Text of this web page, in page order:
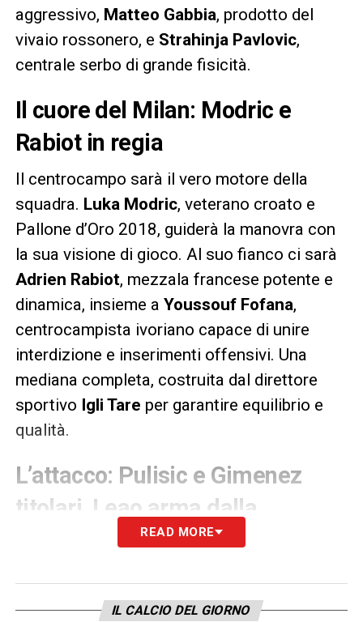
aggressivo, Matteo Gabbia, prodotto del
vivaio rossonero, e Strahinja Pavlovic,
centrale serbo di grande fisicità.
Il cuore del Milan: Modric e
Rabiot in regia
Il centrocampo sarà il vero motore della
squadra. Luka Modric, veterano croato e
Pallone d’Oro 2018, guiderà la manovra con
la sua visione di gioco. Al suo fianco ci sarà
Adrien Rabiot, mezzala francese potente e
dinamica, insieme a Youssouf Fofana,
centrocampista ivoriano capace di unire
interdizione e inserimenti offensivi. Una
mediana completa, costruita dal direttore
sportivo Igli Tare per garantire equilibrio e
qualità.
L’attacco: Pulisic e Gimenez
titolari, Leao arma dalla
Christian Pulisic, fantasista statunitense
READ MORE
IL CALCIO DEL GIORNO